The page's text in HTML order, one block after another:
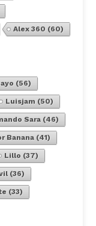
Alex 360 (60)
(56)
Luisjam (50)
Sara(46)
Banana(41)
Lillo (37)
(36)
(33)